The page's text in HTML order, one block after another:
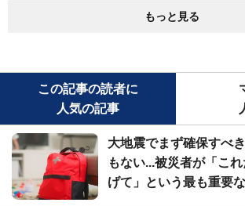
もっと見る
この記事の読者に
人気の記事
大地震でまず確保すべ
もない...被災者が「こ
げて」という最も重要